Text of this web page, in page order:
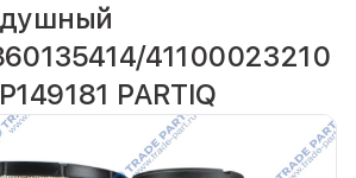
41100023210
PARTIQ